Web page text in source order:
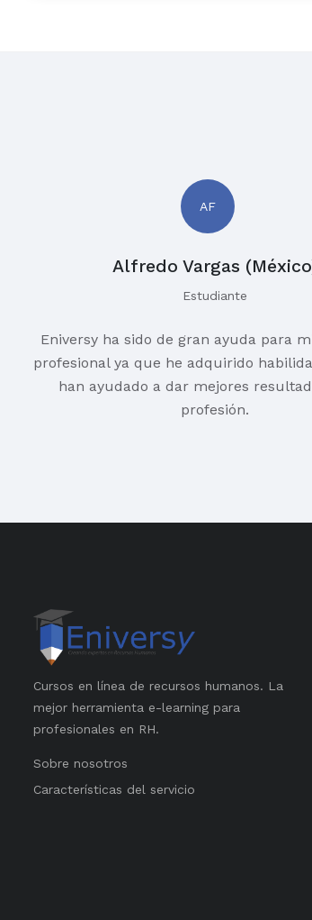
AF
Alfredo Vargas
Estudiante
Eniversy ha sido de gran ayuda para
profesional ya que he adquirido
han ayudado a dar mejores
profesión.
Cursos en línea de recursos humanos. La
mejor herramienta e-learning para
profesionales en RH.
Sobre nosotros
Características del servicio